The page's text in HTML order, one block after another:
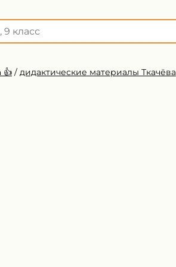
👍 / дидактические материалы Ткачёва